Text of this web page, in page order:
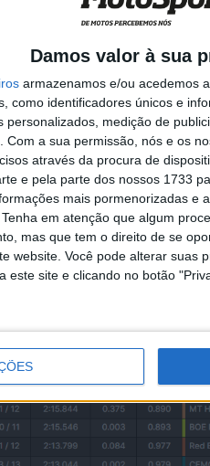
Damos valor à sua
armazenamos e/ou acedemos
como identificadores únicos e
personalizados, medição de
Com a sua permissão, nós e os
através da procura de
e pela parte dos nossos 1733
mais pormenorizadas e
Tenha em atenção que algum
mas que tem o direito de se
website. Você pode alterar suas
este site e clicando no botão
MotoGP:
González
favoritismo
Silverstone
7 AGOSTO,